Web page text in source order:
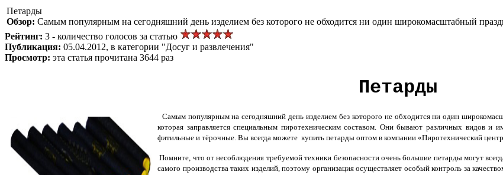
Петарды
Обзор: Самым популярным на сегодняшний день изделием без которого не обходится ни один широкомасштабный
Рейтинг: 3 - количество голосов за статью
Публикация: 05.04.2012, в категории "Досуг и развлечения"
Просмотр: эта статья прочитана 3644 раз
Петарды
Самым популярным на сегодняшний день изделием без которого не обходится ни один
которая заправляется специальным пиротехническим составом. Они бывают различных видов
фитильные и тёрочные. Вы всегда можете купить петарды оптом в компании «Пиротехнический
Помните, что от несоблюдения требуемой техники безопасности очень большие петарды могут
самого производства таких изделий, поэтому организация осуществляет особый контроль за